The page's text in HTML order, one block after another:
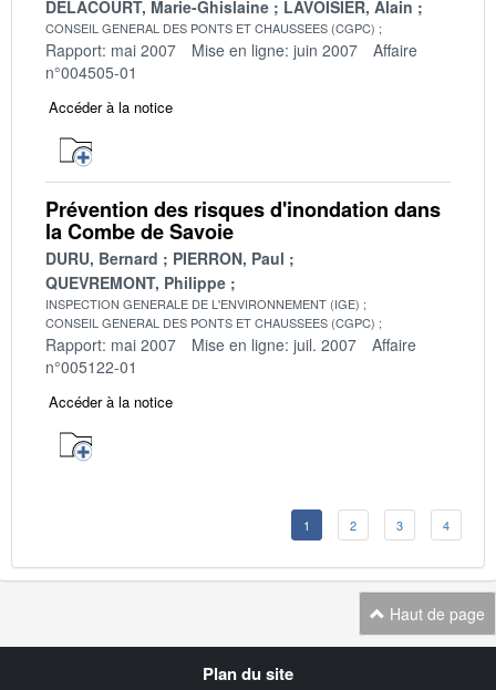
DELACOURT, Marie-Ghislaine LAVOISIER, Alain
CONSEIL GENERAL DES PONTS ET CHAUSSEES (CGPC)
Rapport: mai 2007 Mise en ligne: juin 2007
Affaire
n°004505-01
Accéder à la notice
Prévention des risques d'inondation dans
la Combe de Savoie
DURU, Bernard
PIERRON, Paul
QUEVREMONT, Philippe
INSPECTION GENERALE DE L'ENVIRONNEMENT (IGE)
CONSEIL GENERAL DES PONTS ET CHAUSSEES (CGPC)
Rapport: mai 2007 Mise en ligne: juil. 2007
Affaire
n°005122-01
Accéder à la notice
1 2 3 4
Haut de page
Plan du site